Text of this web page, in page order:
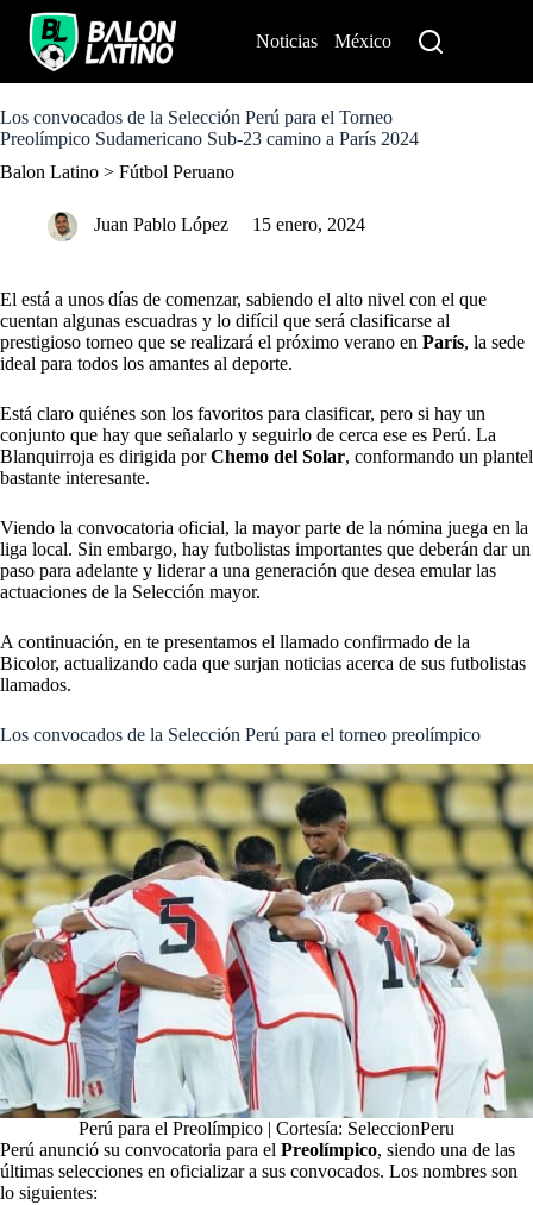
o
c
n
Noticias México
Los convocados de la Selección Perú para el Torneo
Preolímpico Sudamericano Sub-23 camino a París 2024
Balon Latino > Fútbol Peruano
Juan Pablo López 15 enero, 2024
El está a unos días de comenzar, sabiendo el alto nivel con el que
cuentan algunas escuadras y lo difícil que será clasificarse al
prestigioso torneo que se realizará el próximo verano en París, la sede
ideal para todos los amantes al deporte.
Está claro quiénes son los favoritos para clasificar, pero si hay un
conjunto que hay que señalarlo y seguirlo de cerca ese es Perú. La
Blanquirroja es dirigida porChemo del Solar, conformando un plantel
bastante interesante.
Viendo la convocatoria oficial, la mayor parte de la nómina juega en la
liga local. Sin embargo, hay futbolistas importantes que deberán dar un
paso para adelante y liderar a una generación que desea emular las
actuaciones de la Selección mayor.
A continuación, en te presentamos el llamado confirmado de la
Bicolor, actualizando cada que surjan noticias acerca de sus futbolistas
llamados.
Los convocados de la Selección Perú para el torneo preolímpico
Perú para el Preolímpico | Cortesía: SeleccionPeru
Perú anunció su convocatoria para el Preolímpico, siendo una de las
últimas selecciones en oficializar a sus convocados. Los nombres son
lo siguientes: